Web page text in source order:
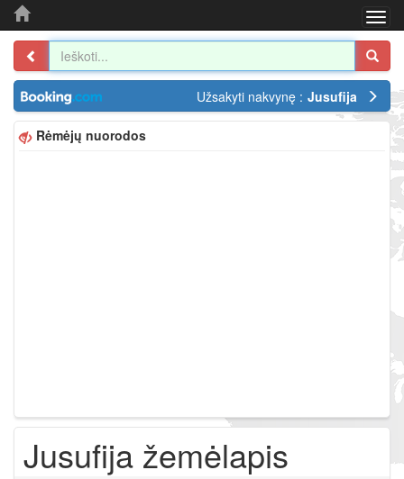
Užsakyti nakvynę : Jusufija
Rėmėjų nuorodos
Jusufija žemėlapis